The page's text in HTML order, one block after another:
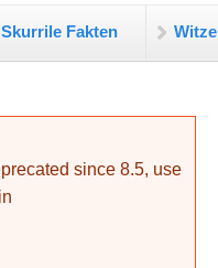
Skurrile Fakten Witze
since 8.5, use